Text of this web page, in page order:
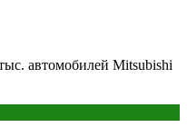
автомобилей Mitsubishi